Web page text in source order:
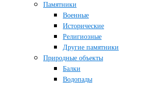
Памятники
Военные
Исторические
Религиозные
Другие памятники
Природные объекты
Балки
Водопады